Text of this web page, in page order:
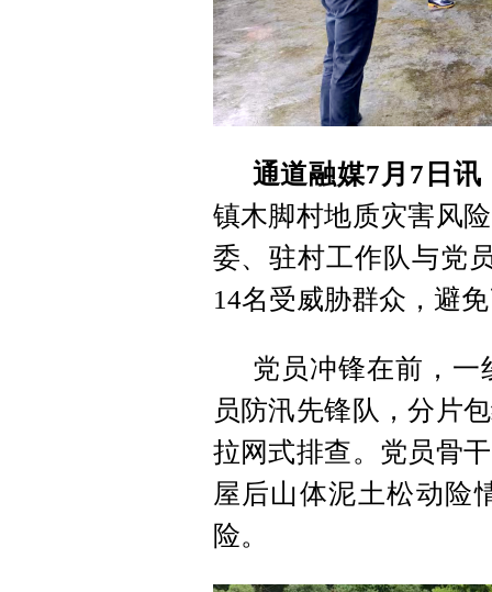
通道融媒7月7日讯
镇木脚村地质灾害风
委、驻村工作队与党
14名受威胁群众，避
党员冲锋在前，
员防汛先锋队，分片
拉网式排查。党员骨
屋后山体泥土松动险
险。